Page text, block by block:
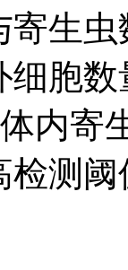
寄生
细胞
内寄
检测